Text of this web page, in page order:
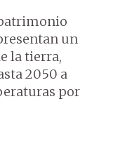
un
la tierra,
2050 a
por